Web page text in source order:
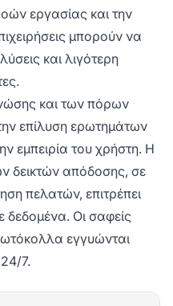
εργασίας και την
μπορούν να
και λιγότερη
και των πόρων
επίλυση ερωτημάτων
εμπειρία του χρήστη. Η
δεικτών απόδοσης, σε
πελατών, επιτρέπει
δεδομένα. Οι σαφείς
εγγυώνται
7.